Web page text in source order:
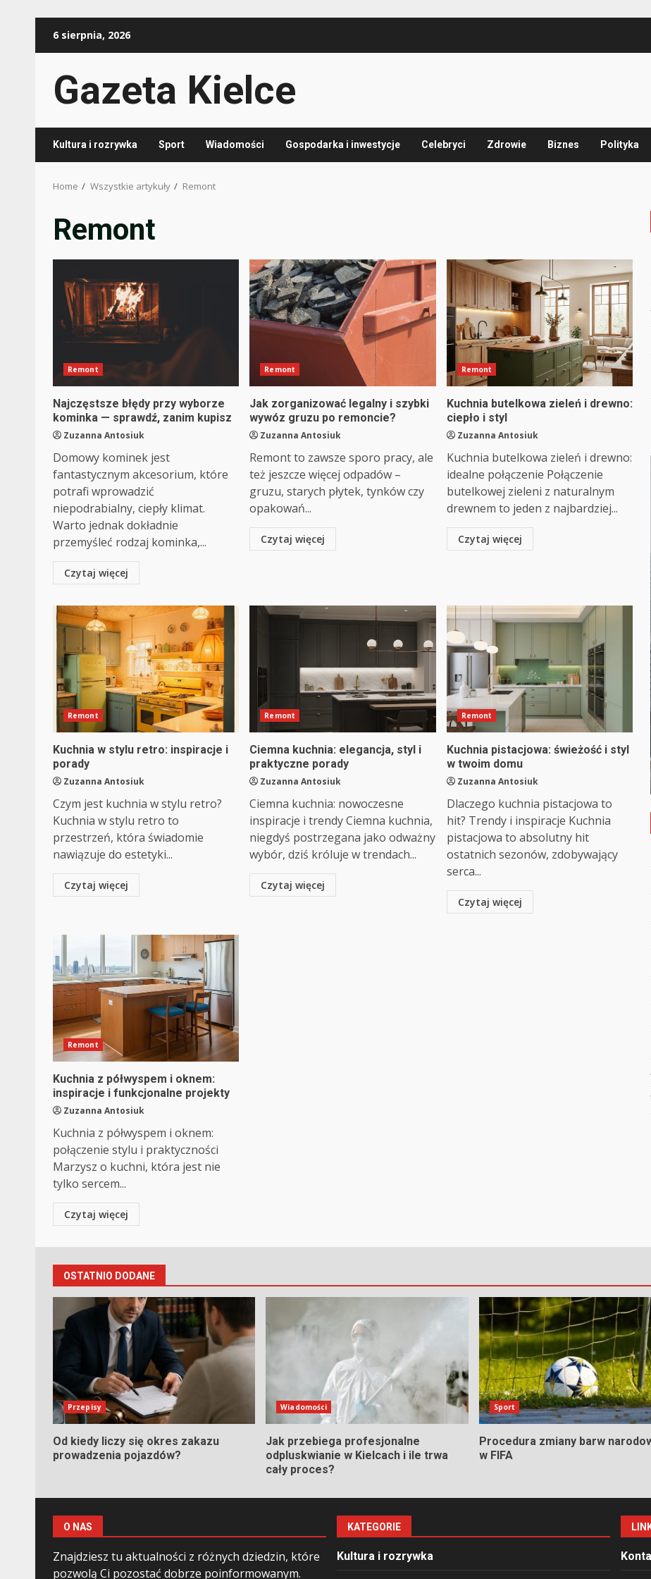
6 sierpnia, 2026
Gazeta Kielce
Kultura i rozrywka Sport Wiadomości Gospodarka i inwestycje Celebryci Zdrowie Biznes Polityka
Home Wszystkie artykuły Remont
Remont
Remont
Najczęstsze błędy przy wyborze
kominka — sprawdź, zanim kupisz
Zuzanna Antosiuk
Domowy kominek jest
fantastycznym akcesorium, które
potrafi wprowadzić
niepodrabialny, ciepły klimat.
Warto jednak dokładnie
przemyśleć rodzaj kominka,...
Czytaj więcej
Remont
Jak zorganizować legalny i szybki
wywóz gruzu po remoncie?
Zuzanna Antosiuk
Remont to zawsze sporo pracy, ale
też jeszcze więcej odpadów –
gruzu, starych płytek, tynków czy
opakowań...
Czytaj więcej
Remont
Kuchnia butelkowa zieleń i drewno:
ciepło i styl
Zuzanna Antosiuk
Kuchnia butelkowa zieleń i drewno:
idealne połączenie Połączenie
butelkowej zieleni z naturalnym
drewnem to jeden z najbardziej...
Czytaj więcej
Remont
Kuchnia w stylu retro: inspiracje i
porady
Zuzanna Antosiuk
Czym jest kuchnia w stylu retro?
Kuchnia w stylu retro to
przestrzeń, która świadomie
nawiązuje do estetyki...
Czytaj więcej
Remont
Ciemna kuchnia: elegancja, styl i
praktyczne porady
Zuzanna Antosiuk
Ciemna kuchnia: nowoczesne
inspiracje i trendy Ciemna kuchnia,
niegdyś postrzegana jako odważny
wybór, dziś króluje w trendach...
Czytaj więcej
Remont
Kuchnia pistacjowa: świeżość i styl
w twoim domu
Zuzanna Antosiuk
Dlaczego kuchnia pistacjowa to
hit? Trendy i inspiracje Kuchnia
pistacjowa to absolutny hit
ostatnich sezonów, zdobywający
serca...
Czytaj więcej
Remont
Kuchnia z półwyspem i oknem:
inspiracje i funkcjonalne projekty
Zuzanna Antosiuk
Kuchnia z półwyspem i oknem:
połączenie stylu i praktyczności
Marzysz o kuchni, która jest nie
tylko sercem...
Czytaj więcej
OSTATNIO DODANE
Przepisy
Od kiedy liczy się okres zakazu
prowadzenia pojazdów?
Wiadomości
Jak przebiega profesjonalne
odpluskwianie w Kielcach i ile trwa
cały proces?
Sport
Procedura zmiany barw
w FIFA
O NAS
Znajdziesz tu aktualności z różnych dziedzin, które
pozwolą Ci pozostać dobrze poinformowanym.
KATEGORIE
Kultura i rozrywka